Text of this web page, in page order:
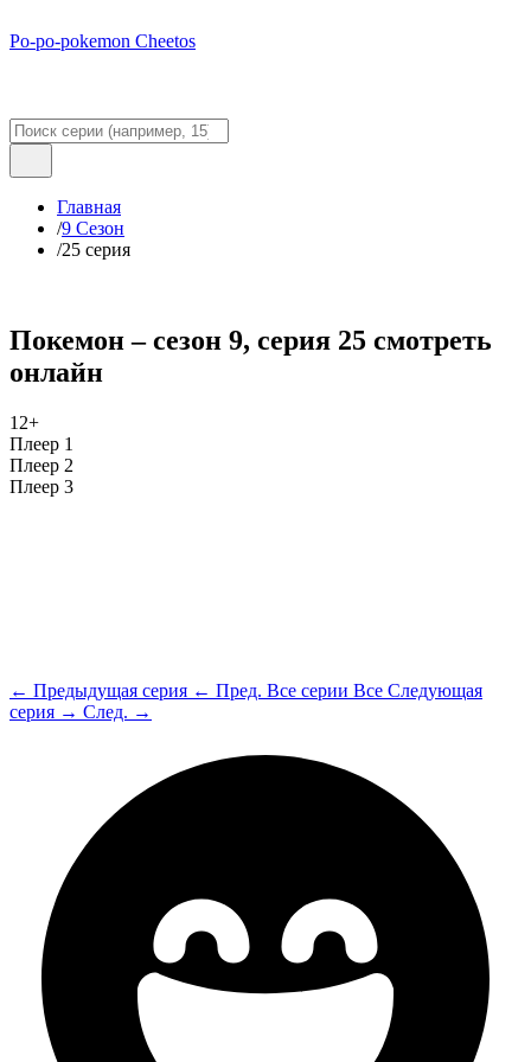
Po-po-pokemon Cheetos
Главная
/9 Сезон
/25 серия
Покемон – сезон 9, серия 25 смотреть
онлайн
12+
Плеер 1
Плеер 2
Плеер 3
← Предыдущая серия ← Пред. Все серии Все Следующая
серия → След. →